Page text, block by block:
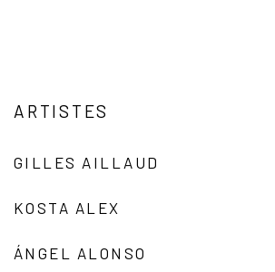
ARTISTES
GILLES AILLAUD
KOSTA ALEX
ÁNGEL ALONSO